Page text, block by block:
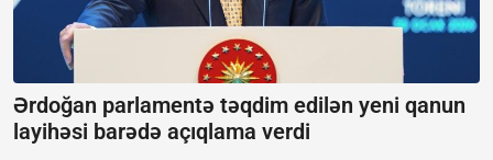
Ərdoğan parlamentə təqdim edilən yeni qanun
layihəsi barədə açıqlama verdi